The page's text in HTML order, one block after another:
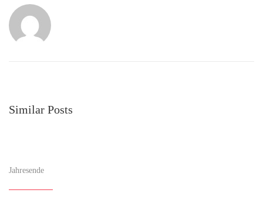
Similar Posts
Jahresende